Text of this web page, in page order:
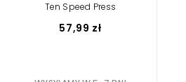
Ten Speed Press
57,99 zł